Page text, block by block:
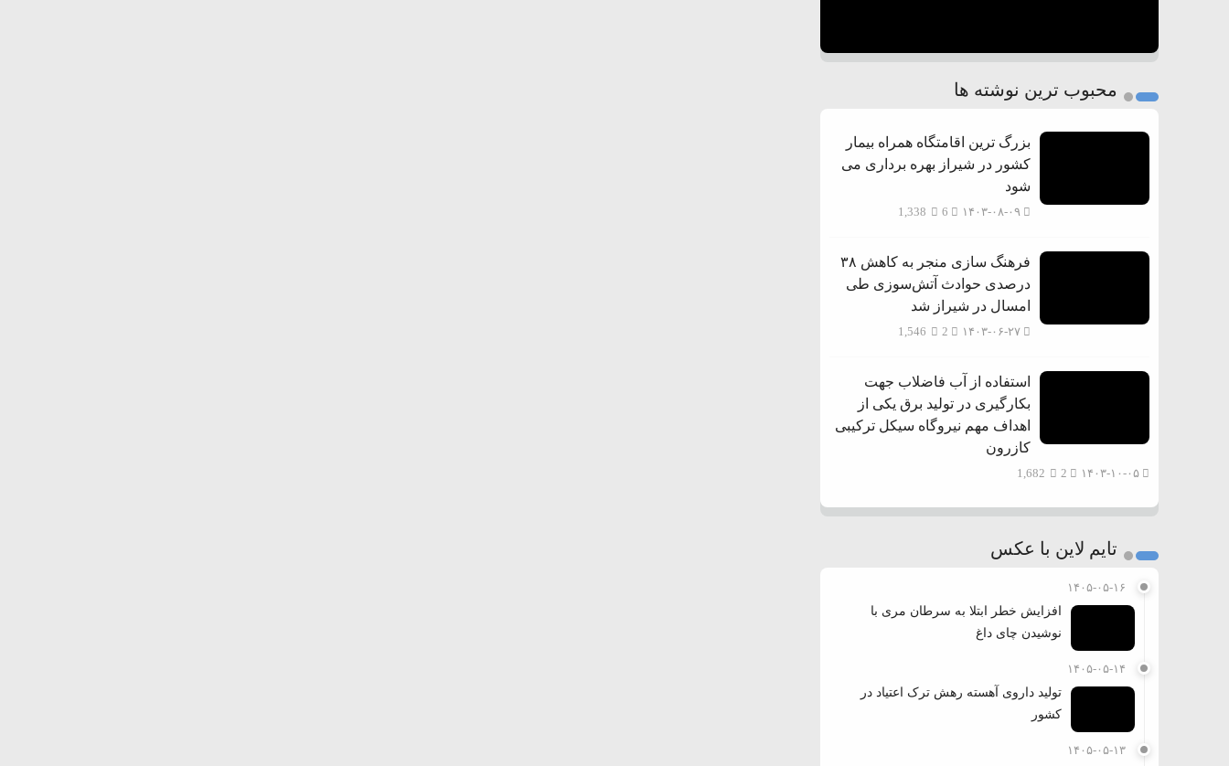
محبوب ترین نوشته ها
بزرگ ترین اقامتگاه همراه بیمار
کشور در شیراز بهره برداری می
شود
۱۴۰۳-۰۸-۰۹ 1,338
فرهنگ سازی منجر به کاهش ۳۸
درصدی حوادث آتش‌سوزی طی
امسال در شیراز شد
۱۴۰۳-۰۶-۲۷ 1,546
استفاده از آب فاضلاب جهت
بکارگیری در تولید برق یکی از
اهداف مهم نیروگاه سیکل ترکیبی
کازرون
۱۴۰۳-۱۰-۰۵ 1,682
تایم لاین با عکس
۱۴۰۵-۰۵-۱۶
افزایش خطر ابتلا به سرطان مری با
نوشیدن چای داغ
۱۴۰۵-۰۵-۱۴
تولید داروی آهسته رهش ترک اعتیاد در
کشور
۱۴۰۵-۰۵-۱۳